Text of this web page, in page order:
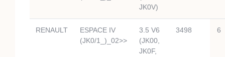
JK0V)
RENAULT
ESPACE IV
(JK0/1_)_02>>
3.5 V6
(JK00,
JK0F,
3498 6